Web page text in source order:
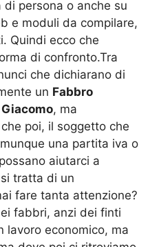
persona o anche su
e moduli da compilare,
Quindi ecco che
di confronto.Tra
che dichiarano di
un Fabbro
, ma
poi, il soggetto che
una partita iva o
aiutarci a
tratta di un
fare tanta attenzione?
fabbri, anzi dei finti
lavoro economico, ma